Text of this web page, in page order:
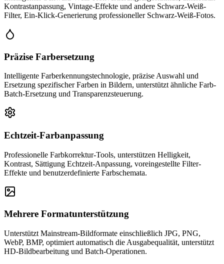
Kontrastanpassung, Vintage-Effekte und andere Schwarz-Weiß-
Filter, Ein-Klick-Generierung professioneller Schwarz-Weiß-Fotos.
Präzise Farbersetzung
Intelligente Farberkennungstechnologie, präzise Auswahl und
Ersetzung spezifischer Farben in Bildern, unterstützt ähnliche Farb-
Batch-Ersetzung und Transparenzsteuerung.
Echtzeit-Farbanpassung
Professionelle Farbkorrektur-Tools, unterstützen Helligkeit,
Kontrast, Sättigung Echtzeit-Anpassung, voreingestellte Filter-
Effekte und benutzerdefinierte Farbschemata.
Mehrere Formatunterstützung
Unterstützt Mainstream-Bildformate einschließlich JPG, PNG,
WebP, BMP, optimiert automatisch die Ausgabequalität, unterstützt
HD-Bildbearbeitung und Batch-Operationen.